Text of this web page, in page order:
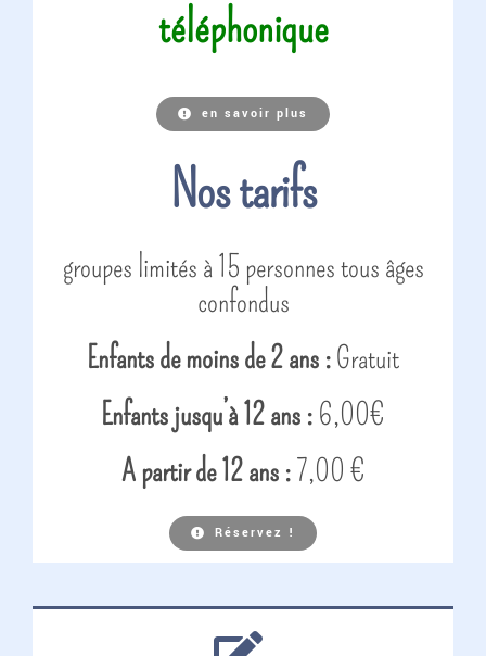
téléphonique
en savoir plus
Nos tarifs
groupes limités à 15 personnes tous âges
confondus
Enfants de moins de 2 ans :Gratuit
Enfants jusqu’à 12 ans : 6,00€
A partir de 12 ans :7,00 €
Réservez !